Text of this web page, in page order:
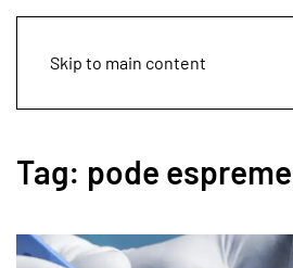
Skip to main content
Tag: pode